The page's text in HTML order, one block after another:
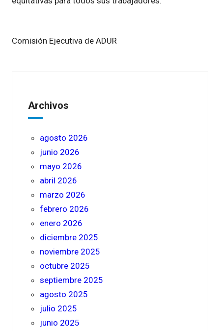
Comisión Ejecutiva de ADUR
Archivos
agosto 2026
junio 2026
mayo 2026
abril 2026
marzo 2026
febrero 2026
enero 2026
diciembre 2025
noviembre 2025
octubre 2025
septiembre 2025
agosto 2025
julio 2025
junio 2025